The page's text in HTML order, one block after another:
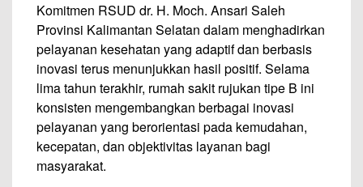
Komitmen RSUD dr. H. Moch. Ansari Saleh
Provinsi Kalimantan Selatan dalam menghadirkan
pelayanan kesehatan yang adaptif dan berbasis
inovasi terus menunjukkan hasil positif. Selama
lima tahun terakhir, rumah sakit rujukan tipe B ini
konsisten mengembangkan berbagai inovasi
pelayanan yang berorientasi pada kemudahan,
kecepatan, dan objektivitas layanan bagi
masyarakat.